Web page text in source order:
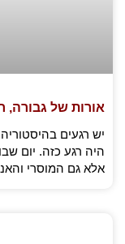
אורות של גבורה,
היה רגע כזה. יום
אלא גם המוסרי